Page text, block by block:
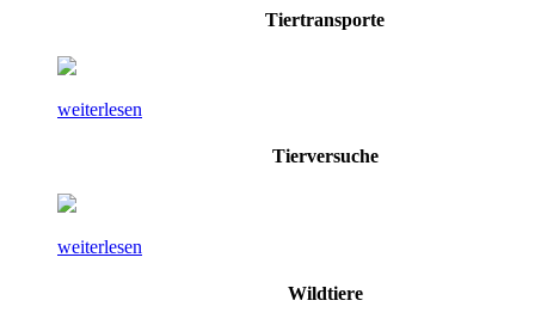
Tiertransporte
weiterlesen
Tierversuche
weiterlesen
Wildtiere